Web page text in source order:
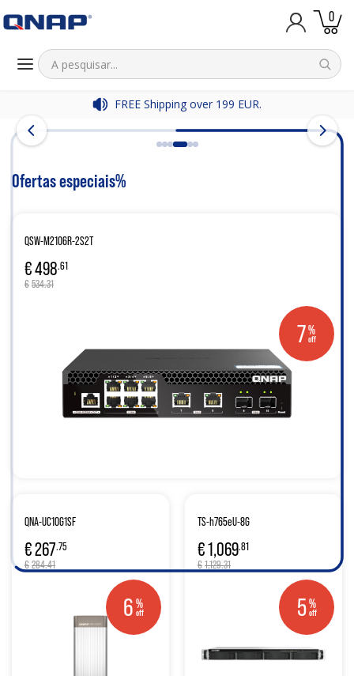
0
FREE Shipping over 199 EUR.
Ofertas especiais%
QSW-M2106R-2S2T
7%
off
€498.61
€534.31
QNA-UC10G1SF
6 %
off
€267.75
€284.41
TS-h765eU-8G
5%
off
€1,069.81
€1,129.31